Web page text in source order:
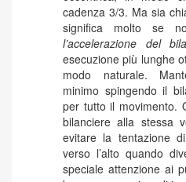
cadenza 3/3. Ma sia
significa molto se
l’accelerazione del
esecuzione più lunghe
modo naturale.
minimo spingendo il
per tutto il movimento.
bilanciere alla stessa
evitare la tentazione
verso l’alto quando
speciale attenzione ai